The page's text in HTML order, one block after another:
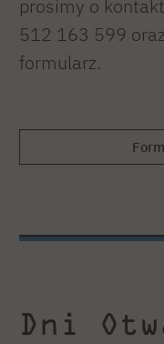
prosimy o
512 163 599 oraz
formularz.
Dni